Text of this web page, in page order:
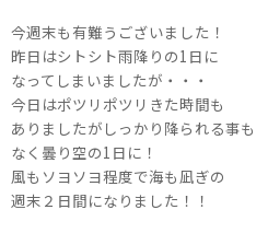
今週末も有難うございました！
昨日はシトシト雨降りの1日に
なってしまいましたが・・・
今日はポツリポツリきた時間も
ありましたがしっかり降られる事も
なく曇り空の1日に！
風もソヨソヨ程度で海も凪ぎの
週末２日間になりました！！